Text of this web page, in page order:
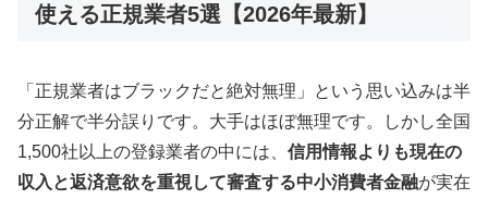
使える正規業者5選【2026年最新】
「正規業者はブラックだと絶対無理」という思い込みは半
分正解で半分誤りです。大手はほぼ無理です。しかし全国
1,500社以上の登録業者の中には、 信用情報よりも現在の
収入と返済意欲を重視して審査する中小消費者金融が実在